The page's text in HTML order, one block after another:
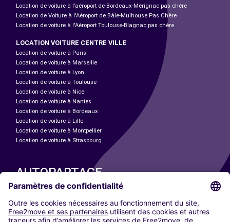
Location de voiture à l’aéroport de Bordeaux-Mérignac pas chère
Location de Voiture à l'Aéroport de Bâle-Mulhouse Pas Chère
Location de voiture à l'Aéroport Toulouse-Blagnac pas chère
LOCATION VOITURE CENTRE VILLE
Location de voiture à Paris
Location de voiture à Marseille
Location de voiture à Lyon
Location de voiture à Toulouse
Location de voiture à Nice
Location de voiture à Nantes
Location de voiture à Bordeaux
Location de voiture à Lille
Location de voiture à Montpellier
Location de voiture à Strasbourg
AUTOPARTAGE
Paris
Madrid